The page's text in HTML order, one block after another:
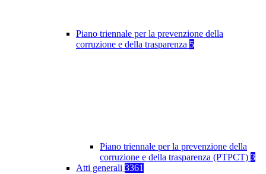
Piano triennale per la prevenzione della
corruzione e della trasparenza 5
Piano triennale per la prevenzione della
corruzione e della trasparenza (PTPCT) 3
Atti generali 3361